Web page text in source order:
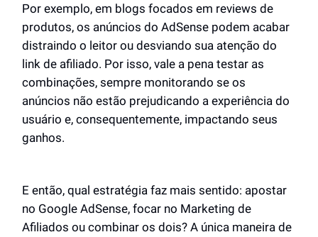
Por exemplo, em blogs focados em reviews de
produtos, os anúncios do AdSense podem acabar
distraindo o leitor ou desviando sua atenção do
link de afiliado. Por isso, vale a pena testar as
combinações, sempre monitorando se os
anúncios não estão prejudicando a experiência do
usuário e, consequentemente, impactando seus
ganhos.
E então, qual estratégia faz mais sentido: apostar
no Google AdSense, focar no Marketing de
Afiliados ou combinar os dois? A única maneira de